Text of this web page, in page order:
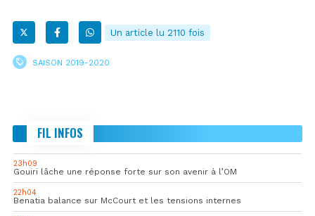
Un article lu 2110 fois
SAISON 2019-2020
FIL INFOS
23h09
Gouiri lâche une réponse forte sur son avenir à l’OM
22h04
Benatia balance sur McCourt et les tensions internes